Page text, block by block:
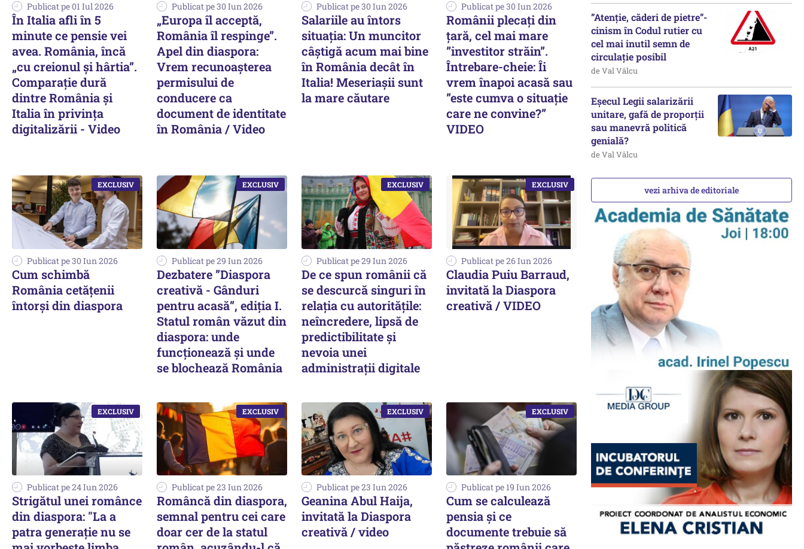
Publicat pe 01 Iul 2026
În Italia afli în 5
minute ce pensie vei
avea. România, încă
„cu creionul și hârtia”.
Comparație dură
dintre România și
Italia în privința
digitalizării - Video
Publicat pe 30 Iun 2026
„Europa îl acceptă,
România îl respinge”.
Apel din diaspora:
Vrem recunoașterea
permisului de
conducere ca
document de identitate
în România / Video
Publicat pe 30 Iun 2026
Salariile au întors
situația: Un muncitor
câștigă acum mai bine
în România decât în
Italia! Meseriașii sunt
la mare căutare
Publicat pe 30 Iun 2026
Românii plecați din
țară, cel mai mare
”investitor străin”.
Întrebare-cheie: Îi
vrem înapoi acasă sau
”este cumva o situație
care ne convine?”
VIDEO
Publicat pe 30 Iun 2026
Cum schimbă
România cetățenii
întorși din diaspora
Publicat pe 29 Iun 2026
Dezbatere ”Diaspora
creativă - Gânduri
pentru acasă”, ediția I.
Statul român văzut din
diaspora: unde
funcționează și unde
se blochează România
Publicat pe 29 Iun 2026
De ce spun românii că
se descurcă singuri în
relația cu autoritățile:
neîncredere, lipsă de
predictibilitate și
nevoia unei
administrații digitale
Publicat pe 26 Iun 2026
Claudia Puiu Barraud,
invitată la Diaspora
creativă / VIDEO
Publicat pe 24 Iun 2026
Strigătul unei românce
din diaspora: "La a
patra generație nu se
Publicat pe 23 Iun 2026
Româncă din diaspora,
semnal pentru cei care
doar cer de la statul
Publicat pe 23 Iun 2026
Geanina Abul Haija,
invitată la Diaspora
creativă / video
Publicat pe 19 Iun 2026
Cum se calculează
pensia și ce
documente trebuie să
”Atenție, căderi de pietre”-
cinism în Codul rutier cu
cel mai inutil semn de
circulație posibil
de Val Vâlcu
Eșecul Legii salarizării
unitare, gafă de proporții
sau manevră politică
genială?
de Val Vâlcu
vezi arhiva de editoriale